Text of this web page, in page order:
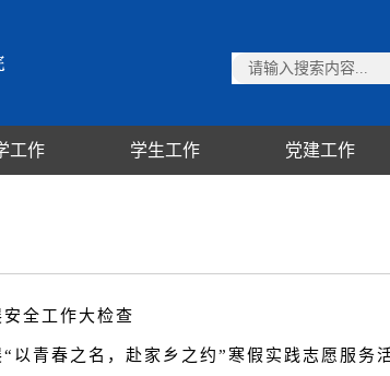
工作 学生工作 党建工作
全工作大检查
以青春之名，赴家乡之约”寒假实践志愿服务